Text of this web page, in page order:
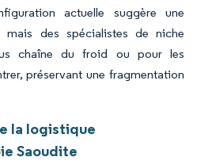
actuelle suggère une
mais des spécialistes de niche
chaîne du froid ou pour les
préservant une fragmentation
la logistique
Saoudite